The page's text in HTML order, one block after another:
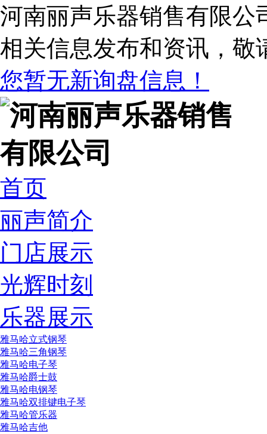
河南丽声乐器销售有限公
相关信息发布和资讯，敬
您暂无新询盘信息！
首页
丽声简介
门店展示
光辉时刻
乐器展示
雅马哈立式钢琴
雅马哈三角钢琴
雅马哈电子琴
雅马哈爵士鼓
雅马哈电钢琴
雅马哈双排键电子琴
雅马哈管乐器
雅马哈吉他